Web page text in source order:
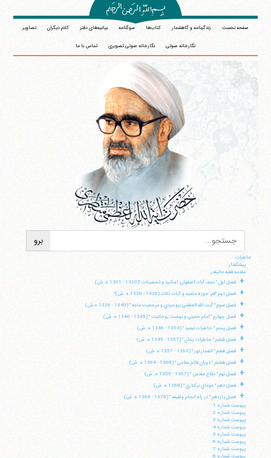
صفحه نخست زندگینامه و گاهشمار کتاب‌ها سوگنامه بیانیه‌های دفتر کلام دیگران تصاویر
نگارخانه صوتی نگارخانه صوتی تصویری تماس با ما
خاطرات
پيشگفتار
مقدمه فقيه عاليقدر
+ فصل اول " نجف آباد، اصفهان، اساتيد و تحصيلات "(1320 - 1301 ه. ش)
+ فصل دوم "قم، حوزه علميه و آيات ثلاث (1326 - 1320 ه. ش)"
+ فصل سوم " آيت الله العظمي بروجردي و مرجعيت عامه " (1340 - 1326 ه.ش)
+ فصل چهارم " امام خميني و نهضت روحانيت " (1345 - 1340 ه. ش)
+ فصل پنجم " خاطرات تبعيد " (1354 - 1346 ه. ش)
+ فصل ششم " خاطرات زندان " (1357 - 1345 ه. ش)
+ فصل هفتم " انفجار نور " (1363 - 1357 ه. ش)
+ فصل هشتم " دوران قائم مقامي " (1368 - 1364 ه. ش)
+ فصل نهم " دفاع مقدس " (1367 - 1359 ه. ش)
+ فصل دهم " غوغاي بركناري " (1368 ه. ش)
+
فصل يازدهم " در راه انجام وظيفه " (1378 - 1368 ه. ش)
پيوست شماره 1:
پيوست شماره 2:
پيوست شماره 3:
پيوست شماره 4:
پيوست شماره 5:
پيوست شماره 6:
پيوست شماره 7:
پيوست شماره 8: